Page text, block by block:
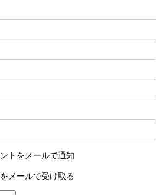
トをメールで通知
メールで受け取る